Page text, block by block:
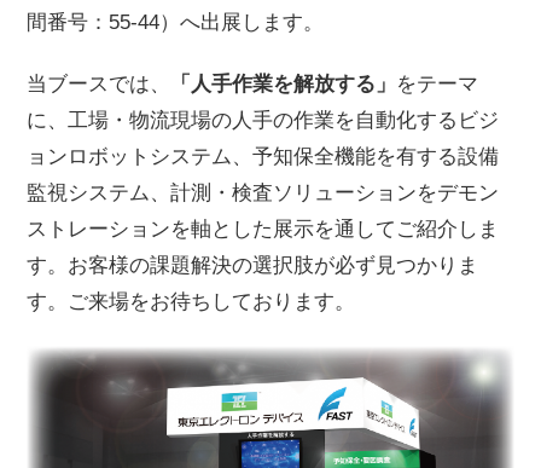
間番号：55-44）へ出展します。
当ブースでは、 「人手作業を解放する」 をテーマ
に、工場・物流現場の人手の作業を自動化するビジ
ョンロボットシステム、予知保全機能を有する設備
監視システム、計測・検査ソリューションをデモン
ストレーションを軸とした展示を通してご紹介しま
す。お客様の課題解決の選択肢が必ず見つかりま
す。ご来場をお待ちしております。